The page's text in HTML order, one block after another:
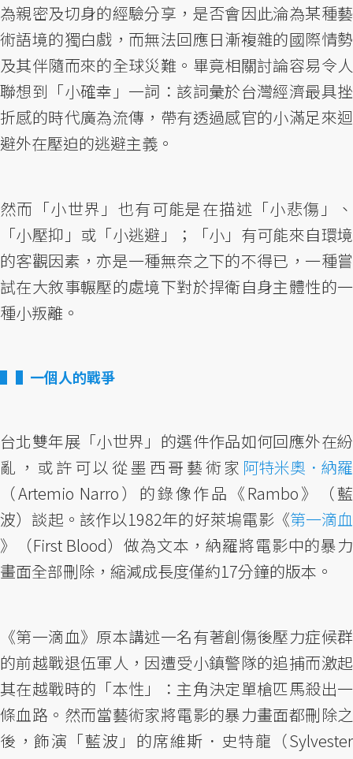
為親密及切身的經驗分享，是否會因此淪為某種藝
術語境的獨白戲，而無法回應日漸複雜的國際情勢
及其伴隨而來的全球災難。畢竟相關討論容易令人
聯想到「小確幸」一詞：該詞彙於台灣經濟最具挫
折感的時代廣為流傳，帶有透過感官的小滿足來迴
避外在壓迫的逃避主義。
然而「小世界」也有可能是在描述「小悲傷」、
「小壓抑」或「小逃避」；「小」有可能來自環境
的客觀因素，亦是一種無奈之下的不得已，一種嘗
試在大敘事輾壓的處境下對於捍衛自身主體性的一
種小叛離。
▌一個人的戰爭
台北雙年展「小世界」的選件作品如何回應外在紛
亂，或許可以從墨西哥藝術家 阿特米奧．納羅
（Artemio Narro）的錄像作品《Rambo》（藍
波）談起。該作以1982年的好萊塢電影《第一滴血
》（First Blood）做為文本，納羅將電影中的暴力
畫面全部刪除，縮減成長度僅約17分鐘的版本。
《第一滴血》原本講述一名有著創傷後壓力症候群
的前越戰退伍軍人，因遭受小鎮警隊的追捕而激起
其在越戰時的「本性」：主角決定單槍匹馬殺出一
條血路。然而當藝術家將電影的暴力畫面都刪除之
後，飾演「藍波」的席維斯．史特龍（Sylvester